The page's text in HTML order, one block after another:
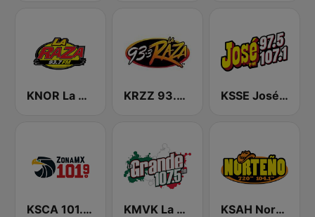
KNOR La Raza 93.7 (US Only) KRZZ 93.3 La Raza FM KSSE José 97.5 y 107.1
KSCA 101.9 Los Angeles FM (US Only) KMVK La Grande 107.5 FM KSAH Norteño 720 y 104.1